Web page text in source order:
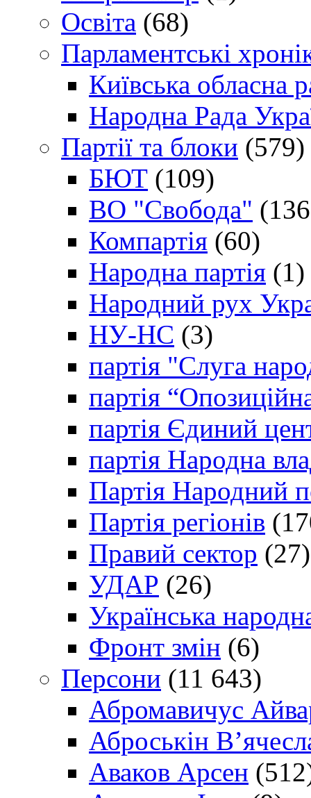
Освіта (68)
Парламентські
Київська обласна
Народна Рада
Партії та блоки (579)
БЮТ (109)
ВО "Свобода"
Компартія (60)
Народна партія (1)
Народний рух
НУ-НС (3)
партія "Слуга
партія
партія Єдиний
партія Народна
Партія Народний
Партія регіонів
Правий сектор (27)
УДАР (26)
Українська
Фронт змін (6)
Персони (11 643)
Абромавичус
Аброськін
Аваков Арсен